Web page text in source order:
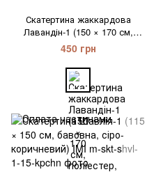
Скатертина жаккардова
Лавандін-1 (150 × 170 см,
поліестер, білий) IMI
450 грн